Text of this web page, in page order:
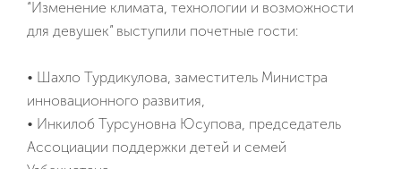
“Изменение климата, технологии и возможности
для девушек” выступили почетные гости:
• Шахло Турдикулова, заместитель Министра
инновационного развития,
• Инкилоб Турсуновна Юсупова, председатель
Ассоциации поддержки детей и семей